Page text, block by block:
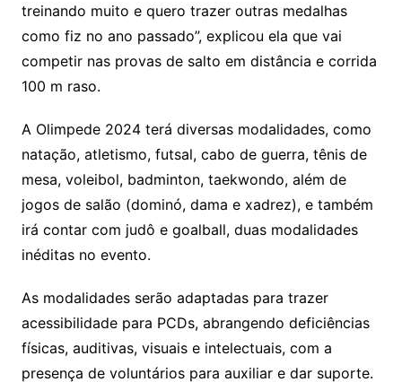
treinando muito e quero trazer outras medalhas
como fiz no ano passado”, explicou ela que vai
competir nas provas de salto em distância e corrida
100 m raso.
A Olimpede 2024 terá diversas modalidades, como
natação, atletismo, futsal, cabo de guerra, tênis de
mesa, voleibol, badminton, taekwondo, além de
jogos de salão (dominó, dama e xadrez), e também
irá contar com judô e goalball, duas modalidades
inéditas no evento.
As modalidades serão adaptadas para trazer
acessibilidade para PCDs, abrangendo deficiências
físicas, auditivas, visuais e intelectuais, com a
presença de voluntários para auxiliar e dar suporte.